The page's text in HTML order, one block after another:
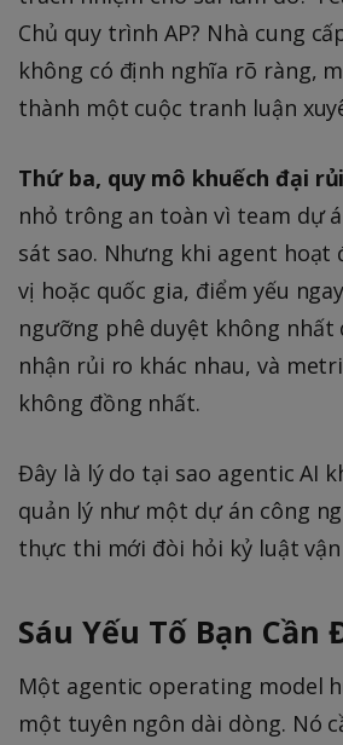
Chủ quy trình AP? Nhà cung
không có định nghĩa rõ ràng,
thành một cuộc tranh luận
Thứ ba, quy mô khuếch đại
nhỏ trông an toàn vì team dự
sát sao. Nhưng khi agent hoạt
vị hoặc quốc gia, điểm yếu
ngưỡng phê duyệt không nhất
nhận rủi ro khác nhau, và
không đồng nhất.
Đây là lý do tại sao agentic AI
quản lý như một dự án công
thực thi mới đòi hỏi kỷ luật
Sáu Yếu Tố Bạn
Một agentic operating model
một tuyên ngôn dài dòng. Nó